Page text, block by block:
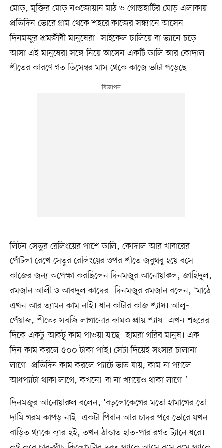
মোড়, মুক্তির মোড় নওজোয়ান মাঠ ও গোস্তহাটির মোড় এলাকায়
প্রতিদিন ভোরে গ্রাম থেকে শহরে কাজের সন্ধ্যানে আসেন
দিনমজুর শ্রমজীবী মানুষেরা। সাইকেল চালিয়ে বা ভ্যানে চড়ে
আসা এই মানুষেরা সঙ্গে নিয়ে আসেন একটি ডালি আর কোদাল।
শীতের কারণে গত ডিসেম্বর মাস থেকে কাজে ভাটা পড়েছে।
লিটন সেতুর রেলিংয়ের পাশে ডালি, কোদাল আর খাবারের
পোঁটলা রেখে সেতুর রেলিংয়ের ওপর শীতে জবুথবু হয়ে বসে
কাজের জন্য অপেক্ষা করছিলেন দিনমজুর আনোয়ারুল, জাহিদুল,
রমজান আলী ও আবদুল কাদের। দিনমজুর রমজান বলেন, ‘মাঠে
এখন আর ত্যামন কাম নাই। ধান কাটার কাজ শ্যাষ। আলু-
পেঁয়াজ, শীতের সবজি লাগানোর কামও প্রায় শ্যাষ। এখন শহরের
দিকে একটু-আকটু কাম পাওয়া যাছে। হামরা গরিব মানুষ। এক
দিন কাম করলে ৫০০ টাকা পাই। সেটা দিয়েই সংসার চালানা
লাগে। প্রতিদিন কাম করলে প্যাটে ভাত যায়, কাম না প্যালে
আধপ্যাটা থাকা লাগে, কখনো–বা না খ্যায়েও থাকা লাগে।’
দিনমজুর আনোয়ারুল বলেন, ‘বড়লোকেগের মতো হামাগের তো
দামি গরম কাপড় নাই। একটা পিরান আর চাদর পরে ভোরে যখন
বাড়িত থ্যাকে ব্যার হই, তখন ঠান্ডাত হাত-পার রগত ট্যানে ধরে।